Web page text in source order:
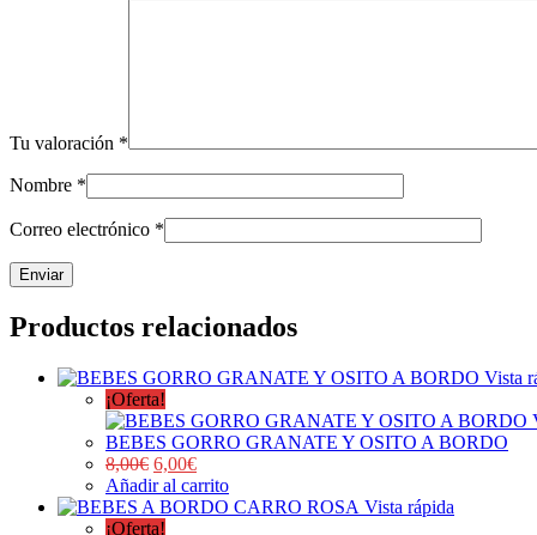
Tu valoración *
Nombre *
Correo electrónico *
Productos relacionados
Vista
¡Oferta!
BEBES GORRO GRANATE Y OSITO A BORDO
8,00€ 6,00€
Añadir al carrito
Vista rápida
¡Oferta!